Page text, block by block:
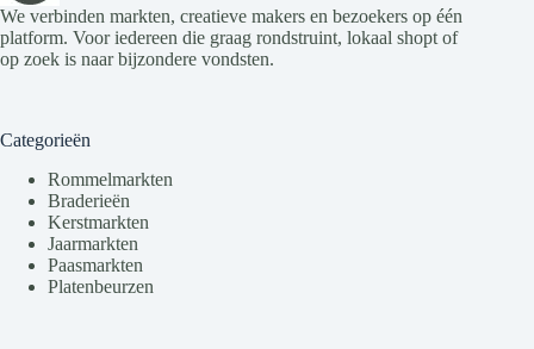
We verbinden markten, creatieve makers en bezoekers op één
platform. Voor iedereen die graag rondstruint, lokaal shopt of
op zoek is naar bijzondere vondsten.
Categorieën
Rommelmarkten
Braderieën
Kerstmarkten
Jaarmarkten
Paasmarkten
Platenbeurzen